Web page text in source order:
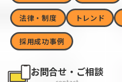
法律・制度 トレンド
採用成功事例
お問合せ・ご相談